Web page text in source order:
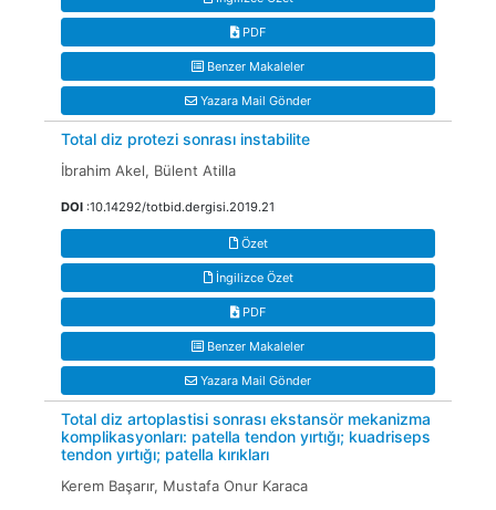
PDF
Benzer Makaleler
Yazara Mail Gönder
Total diz protezi sonrası instabilite
İbrahim Akel, Bülent Atilla
DOI :10.14292/totbid.dergisi.2019.21
Özet
İngilizce Özet
PDF
Benzer Makaleler
Yazara Mail Gönder
Total diz artoplastisi sonrası ekstansör mekanizma
komplikasyonları: patella tendon yırtığı; kuadriseps
tendon yırtığı; patella kırıkları
Kerem Başarır, Mustafa Onur Karaca